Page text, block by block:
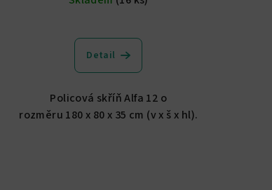
hodnocení
produktu
je
5,0
z
Detail
Policová skříň Alfa 12 o
rozměru 180 x 80 x 35 cm (v x š x hl).